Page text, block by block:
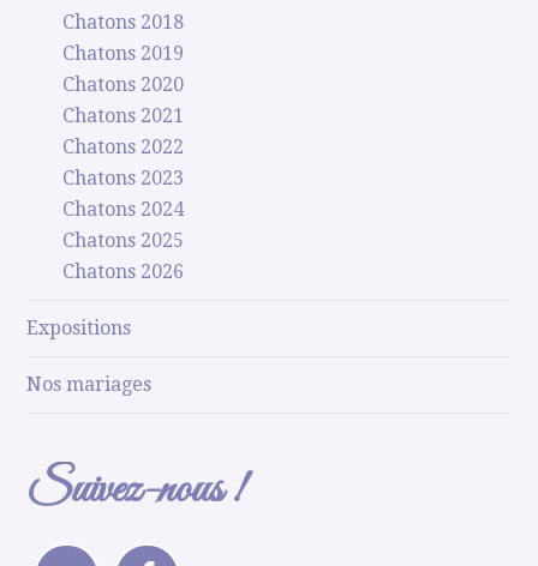
Chatons 2018
Chatons 2019
Chatons 2020
Chatons 2021
Chatons 2022
Chatons 2023
Chatons 2024
Chatons 2025
Chatons 2026
Expositions
Nos mariages
Suivez-nous !